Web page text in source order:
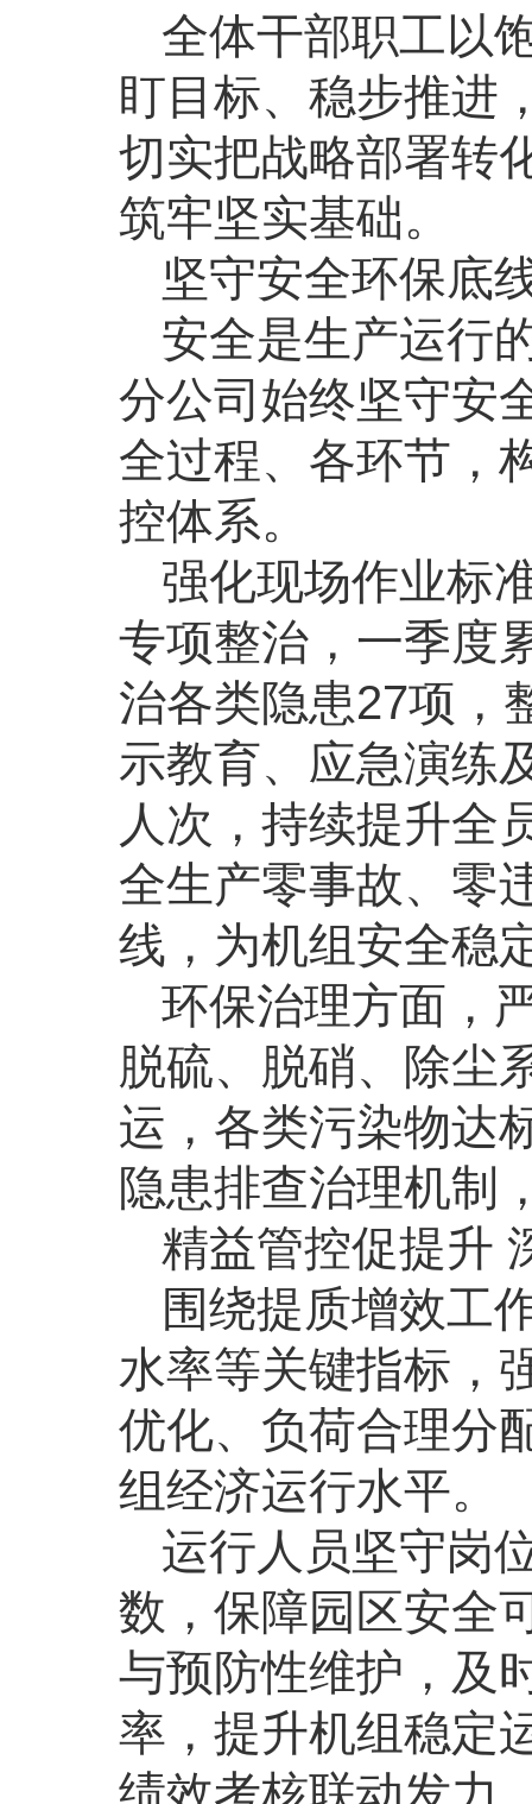
全体干部职工以
盯目标、稳步推进
切实把战略部署转
筑牢坚实基础。
坚守安全环保底
安全是生产运行
分公司始终坚守安
全过程、各环节，
控体系。
强化现场作业标
专项整治，一季度
治各类隐患27项，
示教育、应急演练
人次，持续提升全
全生产零事故、零
线，为机组安全稳
环保治理方面，
脱硫、脱硝、除尘
运，各类污染物达
隐患排查治理机制
精益管控促提升
围绕提质增效工
水率等关键指标，
优化、负荷合理分
组经济运行水平。
运行人员坚守岗
数，保障园区安全
与预防性维护，及
率，提升机组稳定
绩效考核联动发力